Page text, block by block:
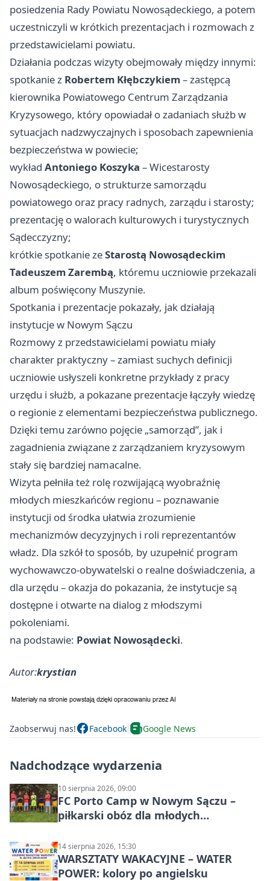
posiedzenia Rady Powiatu Nowosądeckiego, a potem
uczestniczyli w krótkich prezentacjach i rozmowach z
przedstawicielami powiatu.
Działania podczas wizyty obejmowały między innymi:
spotkanie z Robertem Kłębczykiem– zastępcą
kierownika Powiatowego Centrum Zarządzania
Kryzysowego, który opowiadał o zadaniach służb w
sytuacjach nadzwyczajnych i sposobach zapewnienia
bezpieczeństwa w powiecie;
wykład Antoniego Koszyka – Wicestarosty
Nowosądeckiego, o strukturze samorządu
powiatowego oraz pracy radnych, zarządu i starosty;
prezentację o walorach kulturowych i turystycznych
Sądecczyzny;
krótkie spotkanie zeStarostą Nowosądeckim
Tadeuszem Zarembą, któremu uczniowie przekazali
album poświęcony Muszynie.
Spotkania i prezentacje pokazały, jak działają
instytucje w Nowym Sączu
Rozmowy z przedstawicielami powiatu miały
charakter praktyczny – zamiast suchych definicji
uczniowie usłyszeli konkretne przykłady z pracy
urzędu i służb, a pokazane prezentacje łączyły wiedzę
o regionie z elementami bezpieczeństwa publicznego.
Dzięki temu zarówno pojęcie „samorząd”, jak i
zagadnienia związane z zarządzaniem kryzysowym
stały się bardziej namacalne.
Wizyta pełniła też rolę rozwijającą wyobraźnię
młodych mieszkańców regionu – poznawanie
instytucji od środka ułatwia zrozumienie
mechanizmów decyzyjnych i roli reprezentantów
władz. Dla szkół to sposób, by uzupełnić program
wychowawczo‑obywatelski o realne doświadczenia, a
dla urzędu – okazja do pokazania, że instytucje są
dostępne i otwarte na dialog z młodszymi
pokoleniami.
na podstawie: Powiat Nowosądecki.
Autor:krystian
Zaobserwuj nas! Facebook Google News
Nadchodzące wydarzenia
10 sierpnia 2026, 09:00
FC Porto Camp w Nowym Sączu –
piłkarski obóz dla młodych
14 sierpnia 2026, 15:30
WARSZTATY WAKACYJNE – WATER
POWER: kolory po angielsku